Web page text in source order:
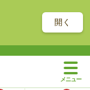
開く